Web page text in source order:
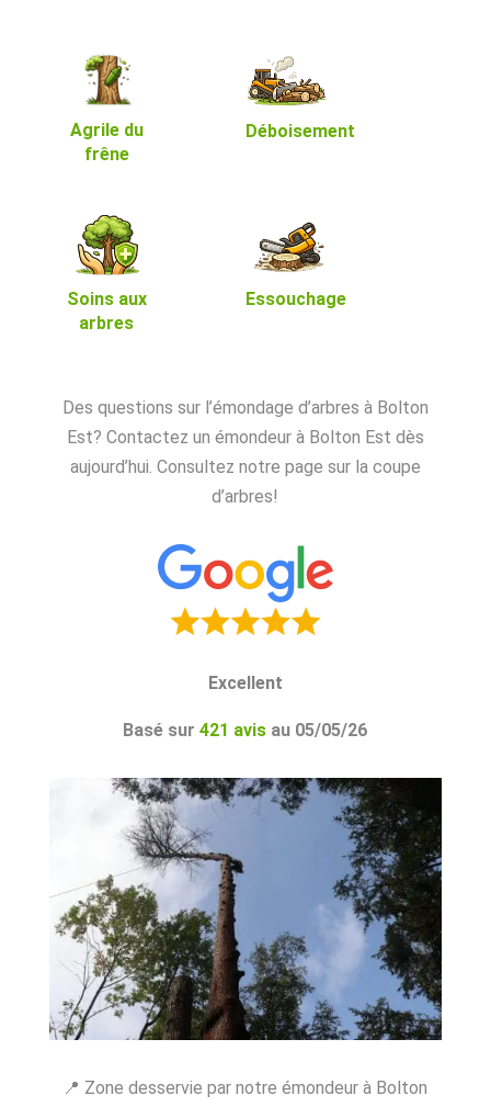
Agrile du
frêne
Déboisement
Soins aux
arbres
Essouchage
Des questions sur l’émondage d’arbres à Bolton
Est? Contactez un émondeur à Bolton Est dès
aujourd’hui. Consultez notre page sur la coupe
d’arbres!
Excellent
Basé sur421 avis au 05/05/26
📍 Zone desservie par notre émondeur à Bolton